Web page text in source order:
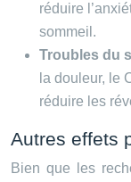
réduire
sommeil.
Troubles du
la douleur, le
réduire les
Autres effets
Bien que les